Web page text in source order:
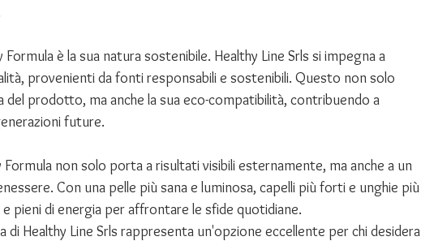
è la sua natura sostenibile. Healthy Line Srls si impegna a
provenienti da fonti responsabili e sostenibili. Questo non solo
del prodotto, ma anche la sua eco-compatibilità, contribuendo a
future.
non solo porta a risultati visibili esternamente, ma anche a un
Con una pelle più sana e luminosa, capelli più forti e unghie più
pieni di energia per affrontare le sfide quotidiane.
di Healthy Line Srls rappresenta un'opzione eccellente per chi desidera